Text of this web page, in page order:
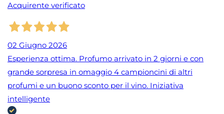
Acquirente verificato
02 Giugno 2026
Esperienza ottima. Profumo arrivato in 2 giorni e con
grande sorpresa in omaggio 4 campioncini di altri
profumi e un buono sconto per il vino. Iniziativa
intelligente